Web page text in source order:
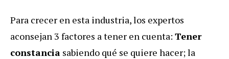
Para crecer en esta industria, los expertos
aconsejan 3 factores a tener en cuenta: Tener
constancia sabiendo qué se quiere hacer; la